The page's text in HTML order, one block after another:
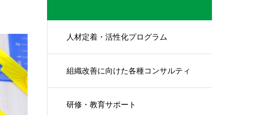
人材定着・活性化プログラム
組織改善に向けた各種コンサルティ
ング
研修・教育サポート